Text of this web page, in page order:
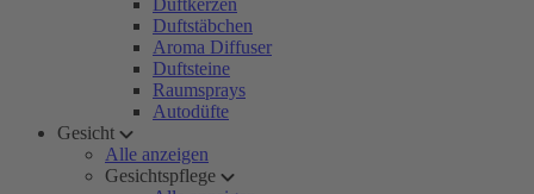
Duftkerzen
Duftstäbchen
Aroma Diffuser
Duftsteine
Raumsprays
Autodüfte
Gesicht
Alle anzeigen
Gesichtspflege